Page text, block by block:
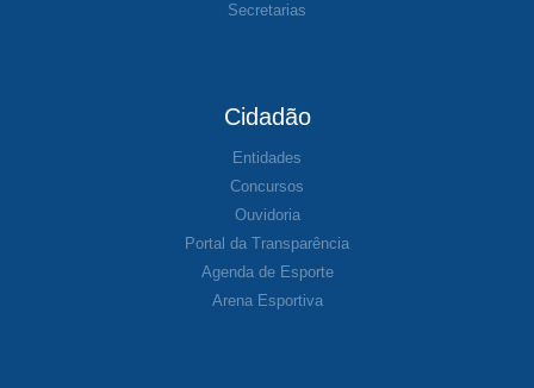
Secretarias
Cidadão
Entidades
Concursos
Ouvidoria
Portal da Transparência
Agenda de Esporte
Arena Esportiva